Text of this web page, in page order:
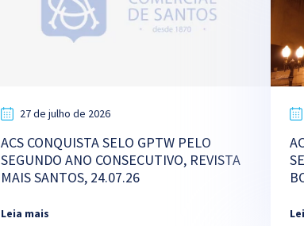
27 de julho de 2026
ACS CONQUISTA SELO GPTW PELO
SEGUNDO ANO CONSECUTIVO, REVISTA
MAIS SANTOS, 24.07.26
Leia mais